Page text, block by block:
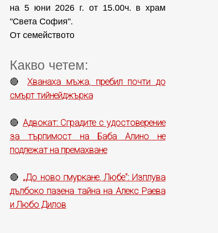
на 5 юни 2026 г. от 15.00ч. в храм
"Света София".
От семейството
Какво четем:
🔴Хванаха мъжа, пребил почти до
смърт тийнейджърка
🔴 Адвокат: Сградите с удостоверение
за търпимост на Баба Алино не
подлежат на премахване
🔴 „До ново гмуркане, Любе": Изплува
дълбоко пазена тайна на Алекс Раева
и Любо Дилов